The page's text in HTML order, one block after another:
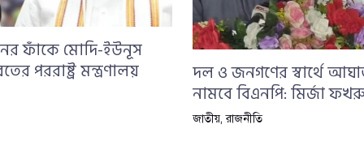
ফাঁকে মোদি-ইউনূস
পররাষ্ট্র মন্ত্রণালয়
দল ও জনগণের স্বার্থে
নামবে বিএনপি: মির্জা
জাতীয়,রাজনীতি